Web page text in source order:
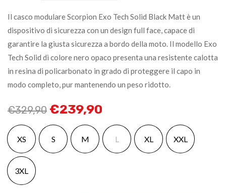
Il casco modulare Scorpion Exo Tech Solid Black Matt è un
dispositivo di sicurezza con un design full face, capace di
garantire la giusta sicurezza a bordo della moto. Il modello Exo
Tech Solid di colore nero opaco presenta una resistente calotta
in resina di policarbonato in grado di proteggere il capo in
modo completo, pur mantenendo un peso ridotto.
€329,90 €239,90
XS S M L XL XXL
3XL